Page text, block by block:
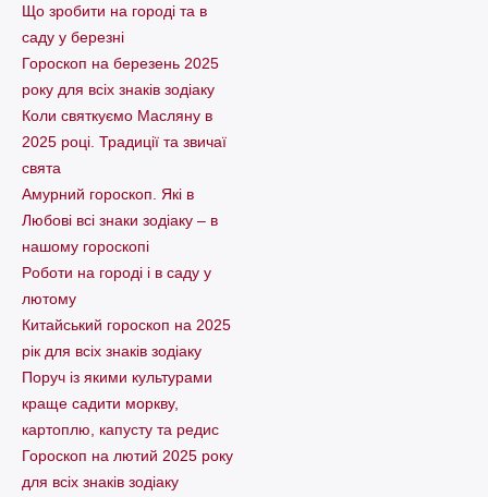
Що зробити на городі та в
саду у березні
Гороскоп на березень 2025
року для всіх знаків зодіаку
Коли святкуємо Масляну в
2025 році. Традиції та звичаї
свята
Амурний гороскоп. Які в
Любові всі знаки зодіаку – в
нашому гороскопі
Pоботи на городі і в саду у
лютому
Китайський гороскоп на 2025
рік для всіх знаків зодіаку
Поруч із якими культурами
краще садити моркву,
картоплю, капусту та редис
Гороскоп на лютий 2025 року
для всіх знаків зодіаку